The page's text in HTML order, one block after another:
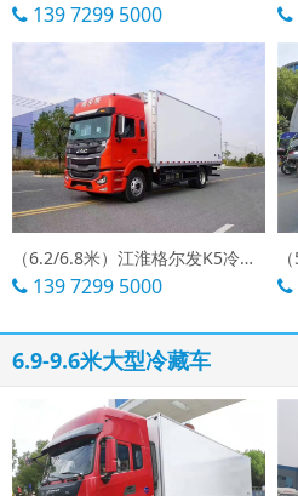
139 7299 5000
（6.2/6.8米）江淮格尔发K5冷藏车价格
139 7299 5000
6.9-9.6米大型冷藏车